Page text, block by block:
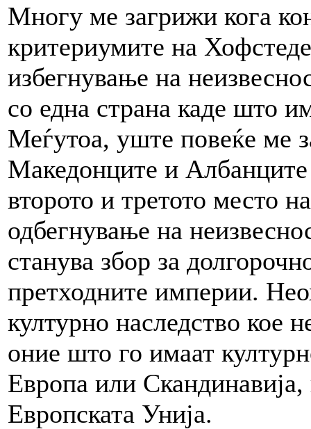
Многу ме загрижи кога
критериумите на
избегнување на
со една страна каде што
Меѓутоа, уште повеќе ме
Македонците и
второто и третото место
одбегнување на
станува збор за
претходните империи.
културно наследство кое
оние што го имаат
Европа или
Европската Унија.